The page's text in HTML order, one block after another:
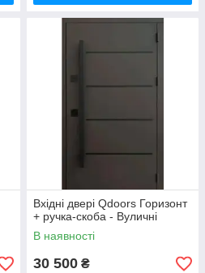
Вхідні двері Qdoors Горизонт
+ ручка-скоба - Вуличні
В наявності
30 500 ₴